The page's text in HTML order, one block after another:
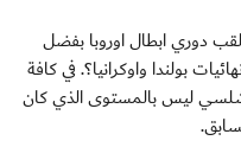
بلقب دوري ابطال اوروبا بفضل
بولندا واوكرانيا؟. في كافة
تشلسي ليس بالمستوى الذي كان